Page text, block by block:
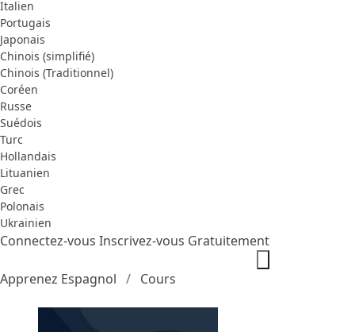
Italien
Portugais
Japonais
Chinois (simplifié)
Chinois (Traditionnel)
Coréen
Russe
Suédois
Turc
Hollandais
Lituanien
Grec
Polonais
Ukrainien
Connectez-vous Inscrivez-vous Gratuitement
Apprenez Espagnol Cours